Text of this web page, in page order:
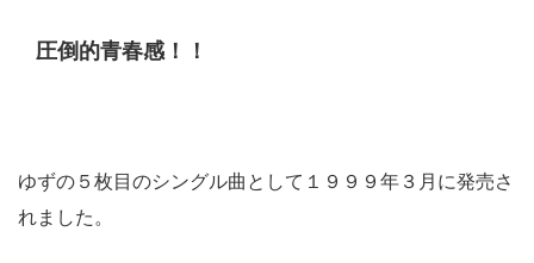
圧倒的青春感！！
ゆずの５枚目のシングル曲として１９９９年３月に発売さ
れました。